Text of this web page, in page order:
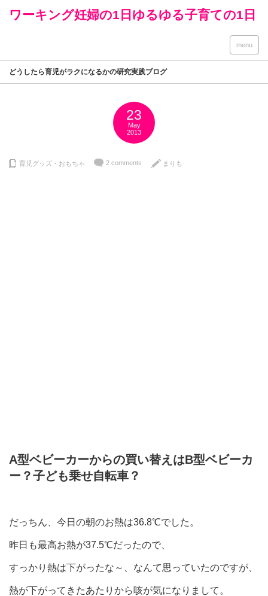
ワーキング妊婦の1日ゆるゆる子育ての1日
menu
どうしたら育児がラクになるかの研究実践ブログ
23
May
2013
育児グッズ・おもちゃ 2 comments まりも
A型ベビーカーからの買い替えはB型ベビーカ
ー？子ども乗せ自転車？
だっちん、今日の朝のお熱は36.8℃でした。
昨日も最高お熱が37.5℃だったので、
すっかり熱は下がったな～、なんて思っていたのですが、
熱が下がってきたあたりから咳が気になりまして。